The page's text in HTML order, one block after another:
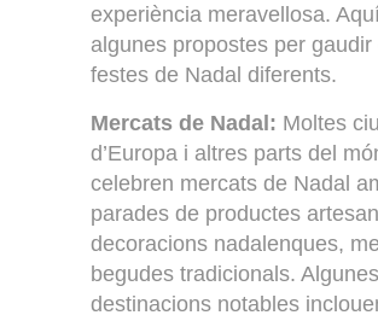
experiència meravellosa.
algunes propostes per gaudir
festes de Nadal diferents.
Mercats de Nadal: Moltes
d’Europa i altres parts del
celebren mercats de Nadal
parades de productes
decoracions nadalenques,
begudes tradicionals. Algunes
destinacions notables